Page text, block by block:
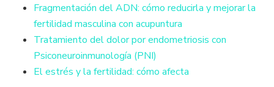
Fragmentación del ADN: cómo reducirla y mejorar la
fertilidad masculina con acupuntura
Tratamiento del dolor por endometriosis con
Psiconeuroinmunología (PNI)
El estrés y la fertilidad: cómo afecta